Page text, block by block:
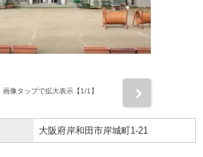
画像タップで拡大表示【1/1】
大阪府岸和田市岸城町1-21